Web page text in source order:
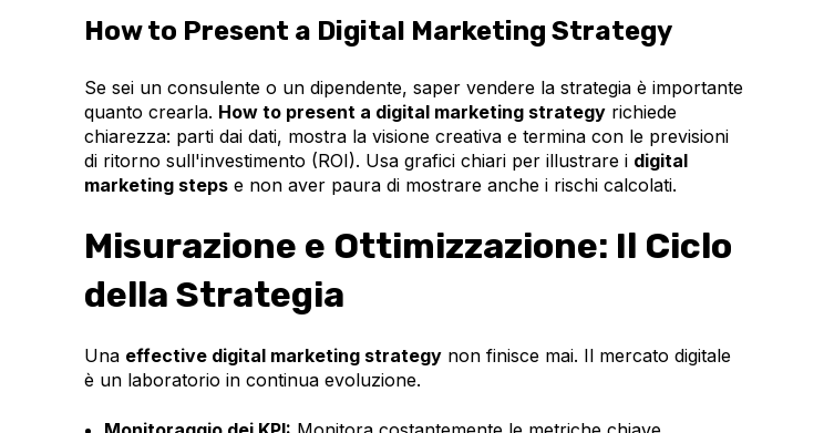
How to Present a Digital Marketing Strategy
Se sei un consulente o un dipendente, saper vendere la strategia è importante
quanto crearla. How to present a digital marketing strategy richiede
chiarezza: parti dai dati, mostra la visione creativa e termina con le previsioni
di ritorno sull'investimento (ROI). Usa grafici chiari per illustrare i digital
marketing steps e non aver paura di mostrare anche i rischi calcolati.
Misurazione e Ottimizzazione: Il Ciclo
della Strategia
Una effective digital marketing strategy non finisce mai. Il mercato digitale
è un laboratorio in continua evoluzione.